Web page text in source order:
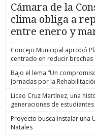
Cámara de la
clima obliga a
entre enero y
Concejo Municipal aprobó
centrado en reducir
Bajo el lema “Un
Jornadas por la
Liceo Cruz Martínez, una
generaciones de
Proyecto busca instalar una
Natales